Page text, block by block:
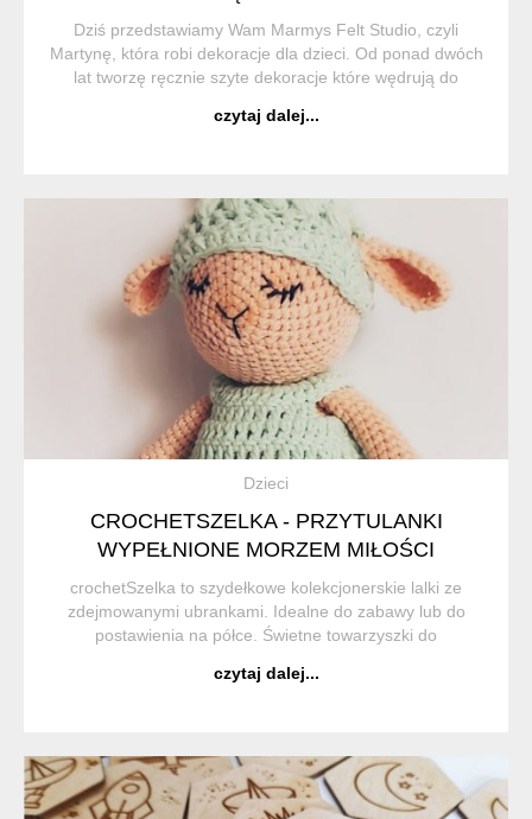
Dziś przedstawiamy Wam Marmys Felt Studio, czyli
Martynę, która robi dekoracje dla dzieci. Od ponad dwóch
lat tworzę ręcznie szyte dekoracje które wędrują do
Moimi ulubionymi materiałami są f...
czytaj dalej...
Dzieci
CROCHETSZELKA - PRZYTULANKI
WYPEŁNIONE MORZEM MIŁOŚCI
crochetSzelka to szydełkowe kolekcjonerskie lalki ze
zdejmowanymi ubrankami. Idealne do zabawy lub do
postawienia na półce. Świetne towarzyszki do
pluszowe misie i owieczki, a nawet pieski z...
czytaj dalej...